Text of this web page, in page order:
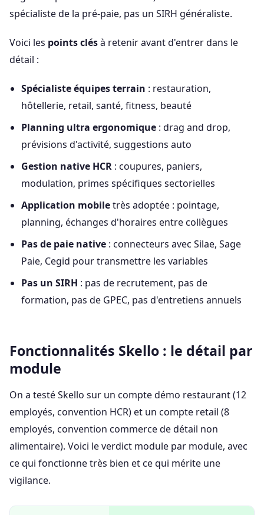
spécialiste de la pré-paie, pas un SIRH généraliste.
Voici les points clésà retenir avant d'entrer dans le
détail :
Spécialiste équipes terrain : restauration,
hôtellerie, retail, santé, fitness, beauté
Planning ultra ergonomique : drag and drop,
prévisions d'activité, suggestions auto
Gestion native HCR : coupures, paniers,
modulation, primes spécifiques sectorielles
Application mobiletrès adoptée : pointage,
planning, échanges d'horaires entre collègues
Pas de paie native : connecteurs avec Silae, Sage
Paie, Cegid pour transmettre les variables
Pas un SIRH : pas de recrutement, pas de
formation, pas de GPEC, pas d'entretiens annuels
Fonctionnalités Skello : le détail par
module
On a testé Skello sur un compte démo restaurant (12
employés, convention HCR) et un compte retail (8
employés, convention commerce de détail non
alimentaire). Voici le verdict module par module, avec
ce qui fonctionne très bien et ce qui mérite une
vigilance.